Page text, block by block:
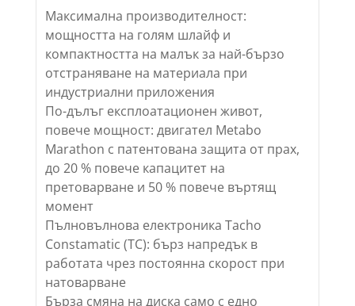
Максимална производителност:
мощността на голям шлайф и
компактността на малък за най-бързо
отстраняване на материала при
индустриални приложения
По-дълъг експлоатационен живот,
повече мощност: двигател Metabo
Marathon с патентована защита от прах,
до 20 % повече капацитет на
претоварване и 50 % повече въртящ
момент
Пълновълнова електроника Tacho
Constamatic (TC): бърз напредък в
работата чрез постоянна скорост при
натоварване
Бърза смяна на диска само с едно